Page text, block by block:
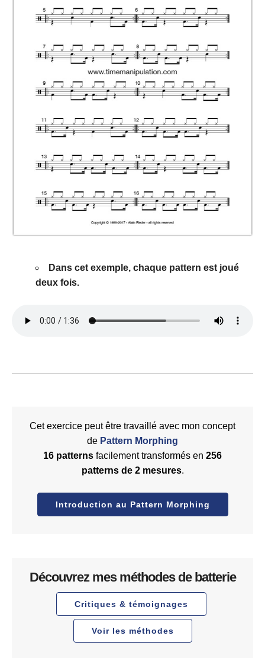
Dans cet exemple, chaque pattern est joué
deux fois.
Cet exercice peut être travaillé avec mon concept
de Pattern Morphing
16 patterns facilement transformés en 256
patterns de 2 mesures.
Introduction au Pattern Morphing
Découvrez mes méthodes de batterie
Critiques & témoignages
Voir les méthodes